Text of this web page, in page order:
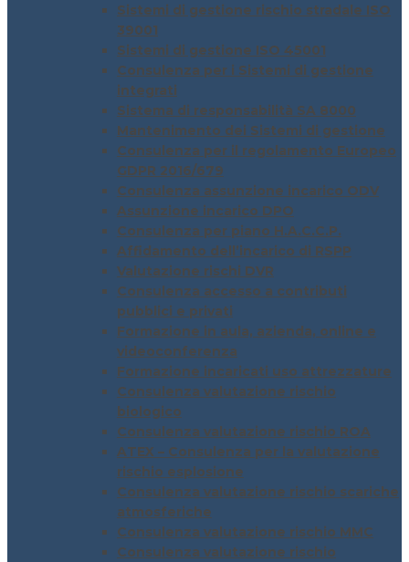
Sistemi di gestione rischio stradale ISO
39001
Sistemi di gestione ISO 45001
Consulenza per i Sistemi di gestione
integrati
Sistema di responsabilità SA 8000
Mantenimento dei Sistemi di gestione
Consulenza per il regolamento Europeo
GDPR 2016/679
Consulenza assunzione incarico ODV
Assunzione incarico DPO
Consulenza per piano H.A.C.C.P.
Affidamento dell’incarico di RSPP
Valutazione rischi DVR
Consulenza accesso a contributi
pubblici e privati
Formazione in aula, azienda, online e
videoconferenza
Formazione incaricati uso attrezzature
Consulenza valutazione rischio
biologico
Consulenza valutazione rischio ROA
ATEX – Consulenza per la valutazione
rischio esplosione
Consulenza valutazione rischio scariche
atmosferiche
Consulenza valutazione rischio MMC
Consulenza valutazione rischio